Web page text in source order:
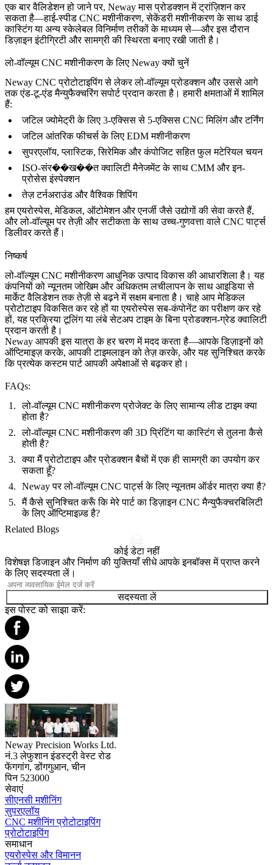
एक बार वैलिडेशन हो जाने पर, Newayमास प्रोडक्शनमें ट्रांज़िशन कर
सकता है—हाई-स्पीड CNC मशीनीकरण, सेकेंडरी मशीनीकरण के साथ डाई
कास्टिंग या अन्य स्केलेबल विनिर्माण तरीकों के माध्यम से—और इस दौरान
डिज़ाइन इंटीग्रिटी और सामग्री की स्थिरता बनाए रखी जाती है।
लो-वॉल्यूम CNC मशीनीकरण के लिए Neway क्यों चुनें
Neway CNC प्रोटोटाइपिंगसे लेकरलो-वॉल्यूम प्रोडक्शनऔर उससे आगे
तक एंड-टू-एंड मैन्युफैक्चरिंग सपोर्ट प्रदान करता है। हमारी क्षमताओं में शामिल
हैं:
जटिल ज्योमेट्री के लिए 3-एक्सिस से 5-एक्सिस CNC मिलिंग और टर्निंग
जटिल आंतरिक फीचर्स के लिए EDM मशीनीकरण
सुपरएलॉय, प्लास्टिक, सिरेमिक और कंपोजिट सहित फुल मटेरियल चयन
ISO-संर��ख��त क्वालिटी मैनेजमेंट के साथ CMM और इन-
प्रोसेस इंस्पेक्शन
तेज़ टर्नअराउंड और वैश्विक शिपिंग
हमएयरोस्पेस,मेडिकल, ऑटोमेशनऔरएनर्जीजैसे उद्योगों की सेवा करते हैं,
और लो-वॉल्यूम पर तेज़ी और सटीकता के साथ उच्च-गुणवत्ता वाले CNC पार्ट्स
डिलीवर करते हैं।
निष्कर्ष
लो-वॉल्यूम CNC मशीनीकरण आधुनिक उत्पाद विकास की आधारशिला है। यह
कंपनियों को न्यूनतम जोखिम और अधिकतम लचीलापन के साथ आइडिया से
मार्केट वैलिडेशन तक तेज़ी से बढ़ने में सक्षम बनाता है। चाहे आप मेडिकल
प्रोटोटाइप विकसित कर रहे हों या एयरोस्पेस सब-कंपोनेंट का परीक्षण कर रहे
हों, यह प्रक्रिया टूलिंग या लंबे सेटअप टाइम के बिना प्रोडक्शन-ग्रेड क्वालिटी
प्रदान करती है।
Neway आपकी इस यात्रा के हर चरण में मदद करता है—आपके डिज़ाइनों को
ऑप्टिमाइज़ करके, आपकी टाइमलाइन को तेज़ करके, और यह सुनिश्चित करके
कि प्रत्येक कस्टम पार्ट आपकी अपेक्षाओं से बढ़कर हो।
FAQs:
लो-वॉल्यूम CNC मशीनीकरण प्रोजेक्ट के लिए सामान्य लीड टाइम क्या
होता है?
लो-वॉल्यूम CNC मशीनीकरण की 3D प्रिंटिंग या कास्टिंग से तुलना कैसे
होती है?
क्या मैं प्रोटोटाइप और प्रोडक्शन बैचों में एक ही सामग्री का उपयोग कर
सकता हूँ?
Neway पर लो-वॉल्यूम CNC पार्ट्स के लिए न्यूनतम ऑर्डर मात्रा क्या है?
मैं कैसे सुनिश्चित करूँ कि मेरे पार्ट का डिज़ाइन CNC मैन्युफैक्चरबिलिटी
के लिए ऑप्टिमाइज़्ड है?
Related Blogs
कोई डेटा नहीं
विशेषज्ञ डिजाइन और निर्माण की युक्तियाँ सीधे आपके इनबॉक्स में प्राप्त करने
के लिए सदस्यता लें।
सदस्यता लें
इस पोस्ट को साझा करें:
Neway Precision Works Ltd.
नं.3 लेफुशान इंडस्ट्री वेस्ट रोड
फेंगगांग, डोंगगुआन, चीन
पिन 523000
सेवाएं
सीएनसी मशीनिंग
सुपरएलॉय
CNC मशीनिंग प्रोटोटाइपिंग
प्रोटोटाइपिंग
समाधान
एयरोस्पेस और विमानन